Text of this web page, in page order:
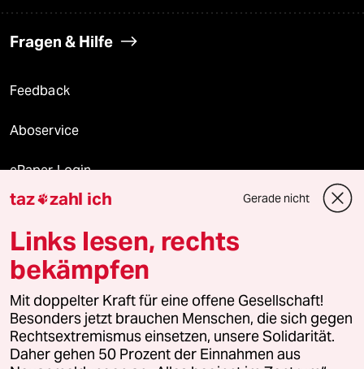
Fragen & Hilfe
Feedback
Aboservice
ePaper Login
Downloads für Abonnierende
© 2026 taz Verlags und Vertriebs GmbH
Alle Rechte vorbehalten. Bei rechtlichen Fragen oder für Genehmigungen
wenden Sie sich bitte an
lizenzen@taz.de
Feedback Redaktionsstatut Kommune-Richtlinien
taz zahl ich Gerade nicht
Links lesen, rechts
bekämpfen
Mit doppelter Kraft für eine offene Gesellschaft!
Besonders jetzt brauchen Menschen, die sich gegen
Rechtsextremismus einsetzen, unsere Solidarität.
Daher gehen 50 Prozent der Einnahmen aus